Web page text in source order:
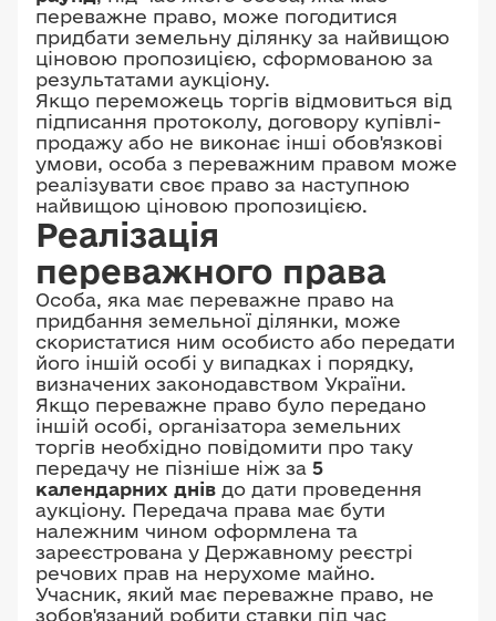
переважне право, може погодитися
придбати земельну ділянку за найвищою
ціновою пропозицією, сформованою за
результатами аукціону.
Якщо переможець торгів відмовиться від
підписання протоколу, договору купівлі-
продажу або не виконає інші обов'язкові
умови, особа з переважним правом може
реалізувати своє право за наступною
найвищою ціновою пропозицією.
Реалізація
переважного права
Особа, яка має переважне право на
придбання земельної ділянки, може
скористатися ним особисто або передати
його іншій особі у випадках і порядку,
визначених законодавством України.
Якщо переважне право було передано
іншій особі, організатора земельних
торгів необхідно повідомити про таку
передачу не пізніше ніж за 5
календарних днів до дати проведення
аукціону. Передача права має бути
належним чином оформлена та
зареєстрована у Державному реєстрі
речових прав на нерухоме майно.
Учасник, який має переважне право, не
зобов'язаний робити ставки під час